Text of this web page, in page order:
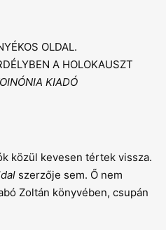
OLDAL.
A HOLOKAUSZT
KIADÓ
közül kevesen tértek vissza.
szerzője sem. Ő nem
Zoltán könyvében, csupán